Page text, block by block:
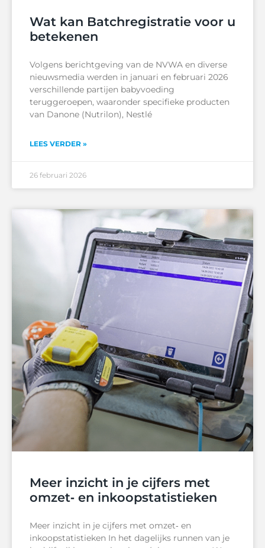
Wat kan Batchregistratie voor u
betekenen
Volgens berichtgeving van de NVWA en diverse
nieuwsmedia werden in januari en februari 2026
verschillende partijen babyvoeding
teruggeroepen, waaronder specifieke producten
van Danone (Nutrilon), Nestlé
LEES VERDER »
26 februari 2026
Meer inzicht in je cijfers met
omzet‑ en inkoopstatistieken
Meer inzicht in je cijfers met omzet‑ en
inkoopstatistieken In het dagelijks runnen van je